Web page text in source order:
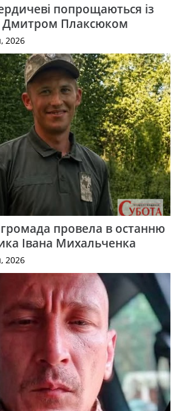
попрощаються із
Дмитром Плаксюком
2026
провела в останню
Івана Михальченка
2026